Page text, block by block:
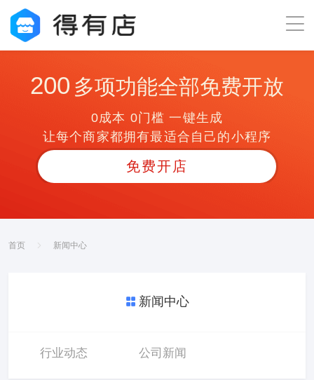
200 多项功能全部免费开放
0成本 0门槛 一键生成
让每个商家都拥有最适合自己的小程序
免费开店
首页 新闻中心
新闻中心
行业动态 公司新闻